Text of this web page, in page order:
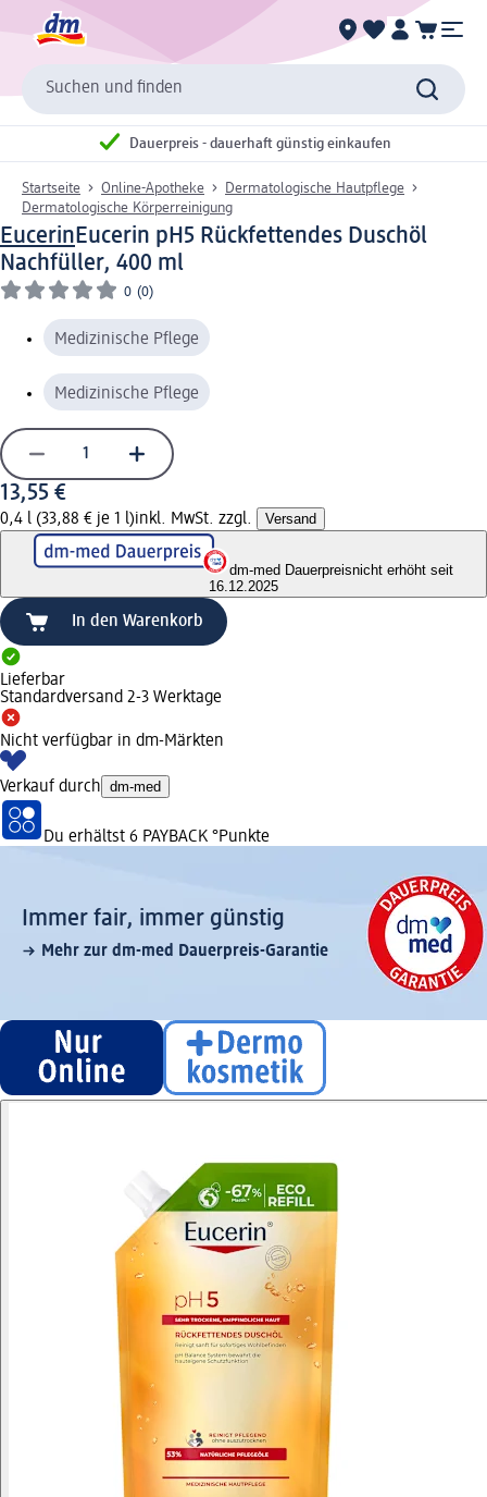
Suchen und finden
Dauerpreis - dauerhaft günstig einkaufen
Startseite Online-Apotheke
Dermatologische Hautpflege
Dermatologische Körperreinigung
EucerinEucerin pH5 Rückfettendes Duschöl
Nachfüller, 400 ml
0 (0)
Medizinische Pflege
Medizinische Pflege
13,55 €
0,4 l (33,88 € je 1 l)inkl. MwSt. zzgl. Versand
dm-med Dauerpreisnicht erhöht seit
16.12.2025
In den Warenkorb
Lieferbar
Standardversand 2-3 Werktage
Nicht verfügbar in dm-Märkten
Verkauf durch dm-med
Du erhältst 6 PAYBACK °Punkte
Immer fair,­ immer günstig
Mehr zur dm-med Dauerpreis-Garantie